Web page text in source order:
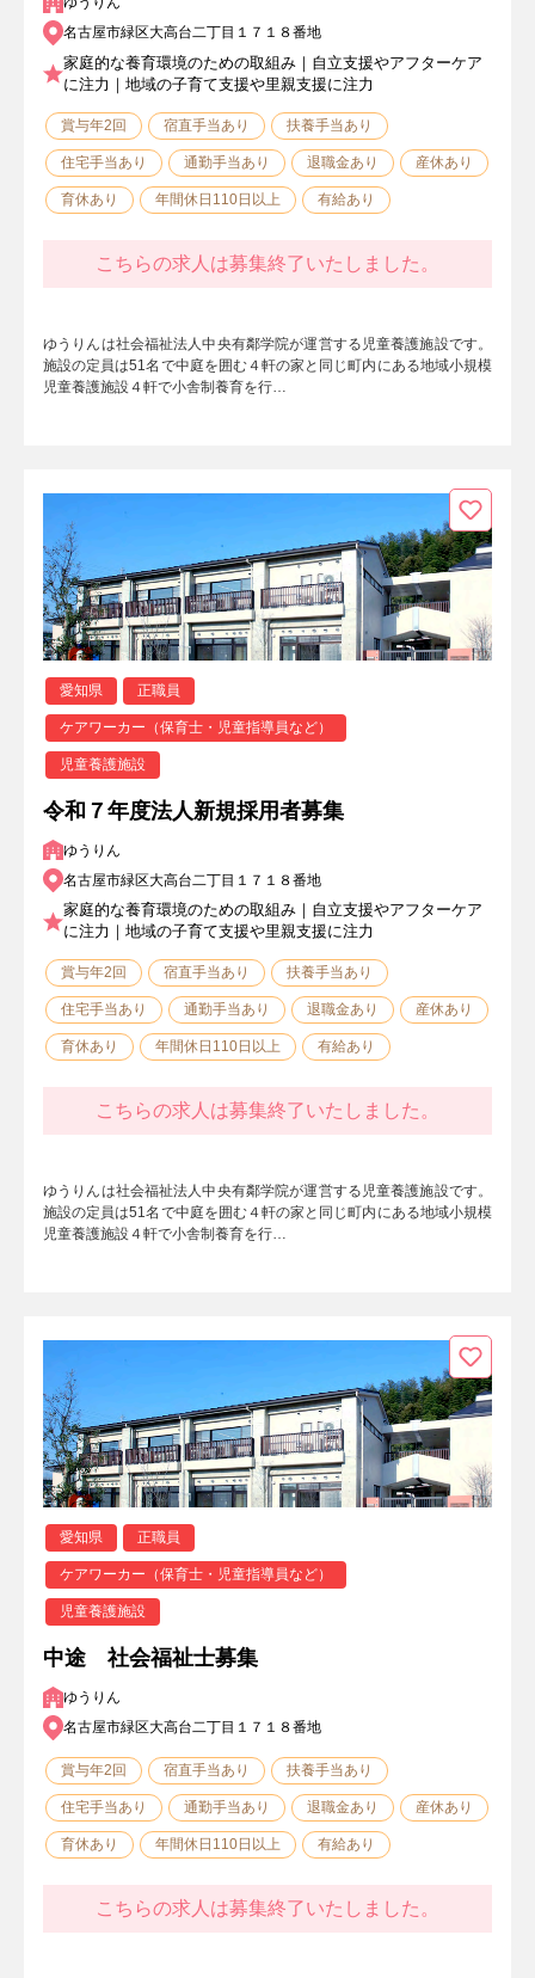
名古屋市緑区大高台二丁目１７１８番地
家庭的な養育環境のための取組み｜自立支援やアフターケア
に注力｜地域の子育て支援や里親支援に注力
賞与年2回 宿直手当あり 扶養手当あり
住宅手当あり 通勤手当あり 退職金あり 産休あり
育休あり 年間休日110日以上 有給あり
こちらの求人は募集終了いたしました。
ゆうりんは社会福祉法人中央有鄰学院が運営する児童養護施設です。
施設の定員は51名で中庭を囲む４軒の家と同じ町内にある地域小規模
児童養護施設４軒で小舎制養育を行…
愛知県 正職員
ケアワーカー（保育士・児童指導員など）
児童養護施設
令和７年度法人新規採用者募集
ゆうりん
名古屋市緑区大高台二丁目１７１８番地
家庭的な養育環境のための取組み｜自立支援やアフターケア
に注力｜地域の子育て支援や里親支援に注力
賞与年2回 宿直手当あり 扶養手当あり
住宅手当あり 通勤手当あり 退職金あり 産休あり
育休あり 年間休日110日以上 有給あり
こちらの求人は募集終了いたしました。
ゆうりんは社会福祉法人中央有鄰学院が運営する児童養護施設です。
施設の定員は51名で中庭を囲む４軒の家と同じ町内にある地域小規模
児童養護施設４軒で小舎制養育を行…
愛知県 正職員
ケアワーカー（保育士・児童指導員など）
児童養護施設
中途 社会福祉士募集
ゆうりん
名古屋市緑区大高台二丁目１７１８番地
賞与年2回 宿直手当あり 扶養手当あり
住宅手当あり 通勤手当あり 退職金あり 産休あり
育休あり 年間休日110日以上 有給あり
こちらの求人は募集終了いたしました。